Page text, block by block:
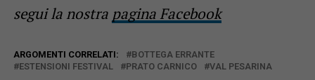
segui la nostra pagina Facebook
ARGOMENTI CORRELATI:
BOTTEGA ERRANTE
ESTENSIONI FESTIVAL
PRATO CARNICO VAL PESARINA